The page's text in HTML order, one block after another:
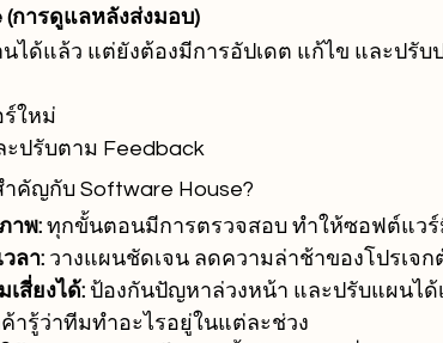
(การดูแลหลังส่งมอบ)
ได้แล้ว แต่ยังต้องมีการอัปเดต แก้ไข และปรับ
ร์ใหม่
ปรับตาม Feedback
ำคัญกับ Software House?
าพ: ทุกขั้นตอนมีการตรวจสอบ ทำให้ซอฟต์แว
ลา: วางแผนชัดเจน ลดความล่าช้าของโปรเจก
สี่ยงได้: ป้องกันปัญหาล่วงหน้า และปรับแผนได้
ารู้ว่าทีมทำอะไรอยู่ในแต่ละช่วง